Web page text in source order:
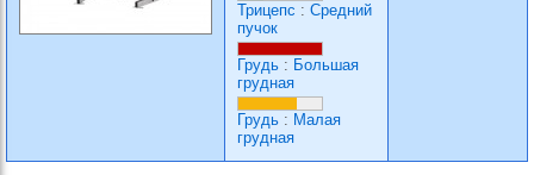
Трицепс : Средний
пучок
Грудь : Большая
грудная
Грудь : Малая
грудная